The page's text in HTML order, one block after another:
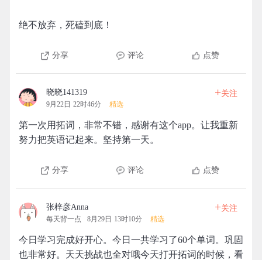
绝不放弃，死磕到底！
分享 评论 点赞
晓晓141319
9月22日 22时46分 精选
+关注
第一次用拓词，非常不错，感谢有这个app。让我重新
努力把英语记起来。坚持第一天。
分享 评论 点赞
张梓彦Anna
每天背一点 8月29日 13时10分 精选
+关注
今日学习完成好开心。今日一共学习了60个单词。巩固
也非常好。天天挑战也全对哦今天打开拓词的时候，看